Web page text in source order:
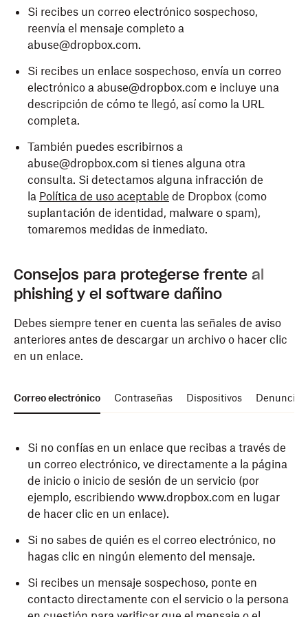
Si recibes un correo electrónico sospechoso,
reenvía el mensaje completo a
abuse@dropbox.com.
Si recibes un enlace sospechoso, envía un correo
electrónico a abuse@dropbox.com e incluye una
descripción de cómo te llegó, así como la URL
completa.
También puedes escribirnos a
abuse@dropbox.com si tienes alguna otra
consulta. Si detectamos alguna infracción de
la Política de uso aceptable de Dropbox (como
suplantación de identidad, malware o spam),
tomaremos medidas de inmediato.
Consejos para protegerse frente al
phishing y el software dañino
Debes siempre tener en cuenta las señales de aviso
anteriores antes de descargar un archivo o hacer clic
en un enlace.
Correo electrónico Contraseñas Dispositivos Denunciar
Si no confías en un enlace que recibas a través de
un correo electrónico, ve directamente a la página
de inicio o inicio de sesión de un servicio (por
ejemplo, escribiendo www.dropbox.com en lugar
de hacer clic en un enlace).
Si no sabes de quién es el correo electrónico, no
hagas clic en ningún elemento del mensaje.
Si recibes un mensaje sospechoso, ponte en
contacto directamente con el servicio o la persona